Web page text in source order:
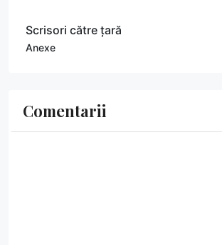
Scrisori către țară
Anexe
Comentarii